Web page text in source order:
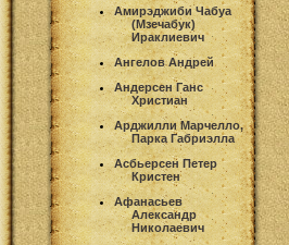
Амирэджиби Чабуа
(Мзечабук)
Ираклиевич
Ангелов Андрей
Андерсен Ганс
Христиан
Арджилли Марчелло,
Парка Габриэлла
Асбьерсен Петер
Кристен
Афанасьев
Александр
Николаевич